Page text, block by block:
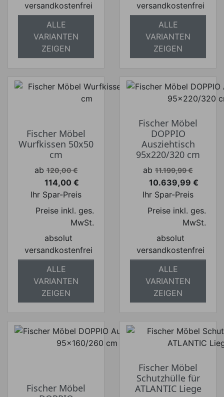
versandkostenfrei
ALLE
VARIANTEN
ZEIGEN
versandkostenfrei
ALLE
VARIANTEN
ZEIGEN
Fischer Möbel
Wurfkissen 50x50
cm
Verkaufspreis
ab 120,00 €
Preis
114,00 €
Ihr Spar-Preis
Preise inkl. ges.
MwSt.
absolut
versandkostenfrei
ALLE
VARIANTEN
ZEIGEN
Fischer Möbel
DOPPIO
Ausziehtisch
95x220/320 cm
Verkaufspreis
ab 11.199,99 €
Preis
10.639,99 €
Ihr Spar-Preis
Preise inkl. ges.
MwSt.
absolut
versandkostenfrei
ALLE
VARIANTEN
ZEIGEN
Fischer Möbel
Fischer Möbel
Schutzhülle für
ATLANTIC Liege